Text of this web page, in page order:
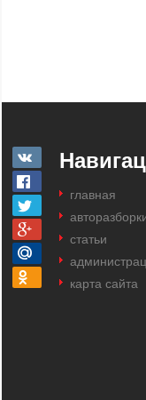
главная
статьи
карта сайта